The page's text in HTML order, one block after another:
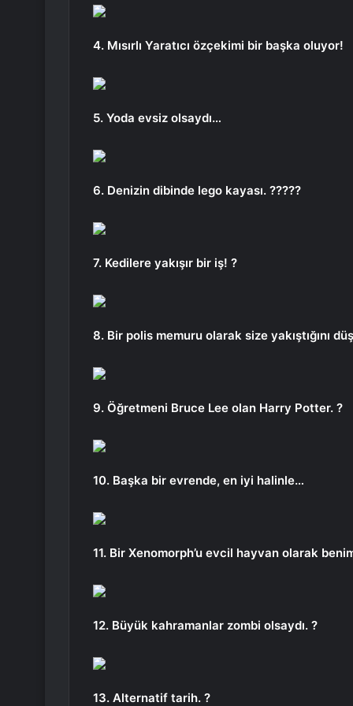
4. Mısırlı Yaratıcı özçekimi bir başka oluyor!
5. Yoda evsiz olsaydı…
6. Denizin dibinde lego kayası. ?????
7. Kedilere yakışır bir iş! ?
8. Bir polis memuru olarak size yakıştığını
9. Öğretmeni Bruce Lee olan Harry Potter. ?
10. Başka bir evrende, en iyi halinle…
11. Bir Xenomorph’u evcil hayvan olarak
12. Büyük kahramanlar zombi olsaydı. ?
13. Alternatif tarih. ?